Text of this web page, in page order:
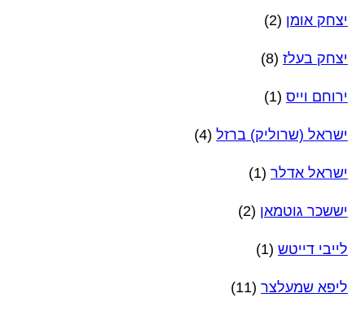
יצחק אומן (2)
יצחק בעלז (8)
ירוחם וייס (1)
ישראל (שרוליק) ברזל (4)
ישראל אדלר (1)
יששכר גוטמאן (2)
לייבי דייטש (1)
ליפא שמעלצר (11)